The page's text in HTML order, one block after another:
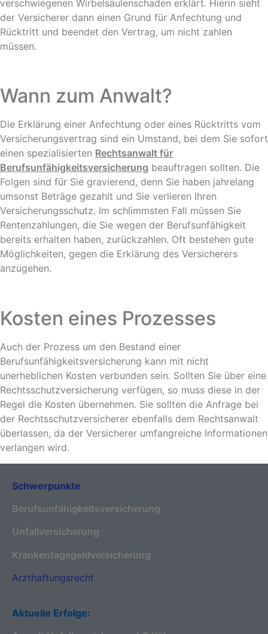
verschwiegenen Wirbelsäulenschaden erklärt. Hierin sieht
der Versicherer dann einen Grund für Anfechtung und
Rücktritt und beendet den Vertrag, um nicht zahlen
müssen.
Wann zum Anwalt?
Die Erklärung einer Anfechtung oder eines Rücktritts vom
Versicherungsvertrag sind ein Umstand, bei dem Sie sofort
einen spezialisierten Rechtsanwalt für
Berufsunfähigkeitsversicherung beauftragen sollten. Die
Folgen sind für Sie gravierend, denn Sie haben jahrelang
umsonst Beträge gezahlt und Sie verlieren Ihren
Versicherungsschutz. Im schlimmsten Fall müssen Sie
Rentenzahlungen, die Sie wegen der Berufsunfähigkeit
bereits erhalten haben, zurückzahlen. Oft bestehen gute
Möglichkeiten, gegen die Erklärung des Versicherers
anzugehen.
Kosten eines Prozesses
Auch der Prozess um den Bestand einer
Berufsunfähigkeitsversicherung kann mit nicht
unerheblichen Kosten verbunden sein. Sollten Sie über eine
Rechtsschutzversicherung verfügen, so muss diese in der
Regel die Kosten übernehmen. Sie sollten die Anfrage bei
der Rechtsschutzversicherer ebenfalls dem Rechtsanwalt
überlassen, da der Versicherer umfangreiche Informationen
verlangen wird.
Schwerpunkte
Berufsunfähigkeitsversicherung
Unfallversicherung
Krankentagegeldversicherung
Arzthaftungsrecht
Aktuelle Erfolge: